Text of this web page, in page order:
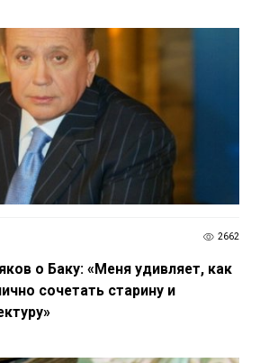
2662
о Баку: «Меня удивляет, как
сочетать старину и